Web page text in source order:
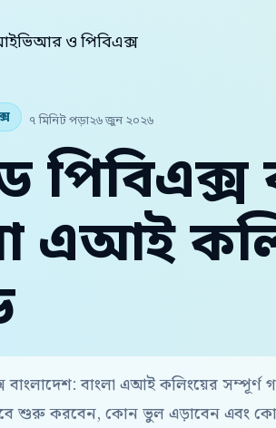
ও পিবিএক্স
৭ মিনিট পড়া২৬ জুন ২০২৬
পিবিএক্স
এআই
বাংলাদেশ: বাংলা এআই কলিংয়ের
শুরু করবেন, কোন ভুল এড়াবেন এবং